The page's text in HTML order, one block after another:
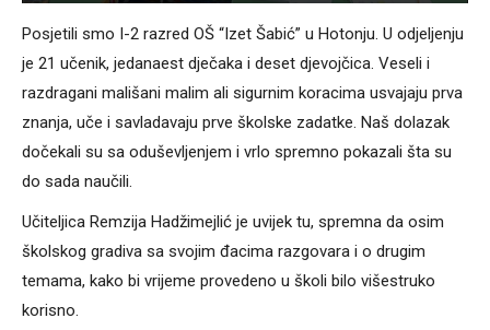
Posjetili smo I-2 razred OŠ “Izet Šabić” u Hotonju. U odjeljenju
je 21 učenik, jedanaest dječaka i deset djevojčica. Veseli i
razdragani mališani malim ali sigurnim koracima usvajaju prva
znanja, uče i savladavaju prve školske zadatke. Naš dolazak
dočekali su sa oduševljenjem i vrlo spremno pokazali šta su
do sada naučili.
Učiteljica Remzija Hadžimejlić je uvijek tu, spremna da osim
školskog gradiva sa svojim đacima razgovara i o drugim
temama, kako bi vrijeme provedeno u školi bilo višestruko
korisno.